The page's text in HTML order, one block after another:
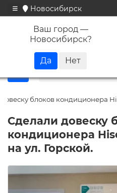
Новосибирск
Ваш город —
Новосибирск?
+7
блоков кондиционера
Сделали довеску
кондиционера
на ул. Горской.